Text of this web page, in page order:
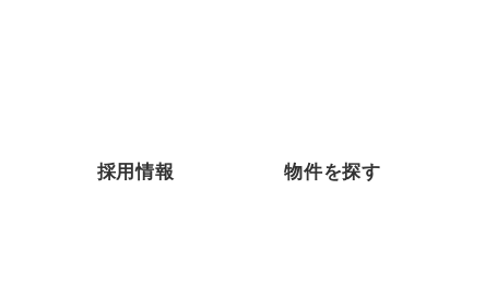
採用情報 物件を探す